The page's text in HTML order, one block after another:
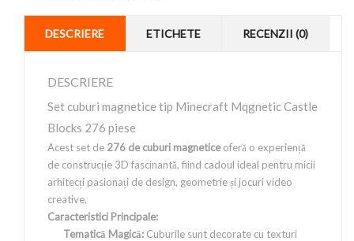
DESCRIERE ETICHETE RECENZII (0)
DESCRIERE
Set cuburi magnetice tip Minecraft Mqgnetic Castle
Blocks 276 piese
Acest set de 276 de cuburi magneticeoferă o experiență
de construcție 3D fascinantă, fiind cadoul ideal pentru micii
arhitecți pasionați de design, geometrie și jocuri video
creative.
Caracteristici Principale:
Tematică Magică: Cuburile sunt decorate cu texturi